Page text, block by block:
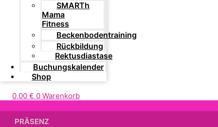
SMARTh
Mama
Fitness
Beckenbodentraining
Rückbildung
Rektusdiastase
Buchungskalender
Shop
0,00 € 0 Warenkorb
PRÄSENZ